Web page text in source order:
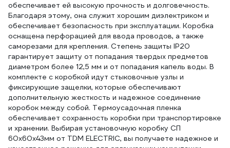
обеспечивает ей высокую прочность и долговечность.
Благодаря этому, она служит хорошим диэлектриком и
обеспечивает безопасность при эксплуатации. Коробка
оснащена перфорацией для ввода проводов, а также
саморезами для крепления. Степень защиты IP20
гарантирует защиту от попадания твердых предметов
диаметром более 12,5 мм и от попадания капель воды. В
комплекте с коробкой идут стыковочные узлы и
фиксирующие защелки, которые обеспечивают
дополнительную жесткость и надежное соединение
коробок между собой. Термоусадочная пленка
обеспечивает сохранность коробки при транспортировке
и хранении. Выбирая установочную коробку СП
60х60х43мм от TDM ЕLECTRIC, вы получаете надежное и